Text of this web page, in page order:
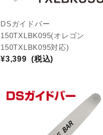
DSガイドバー
150TXLBK095(オレゴン
150TXLBK095対応)
¥3,399 (税込)